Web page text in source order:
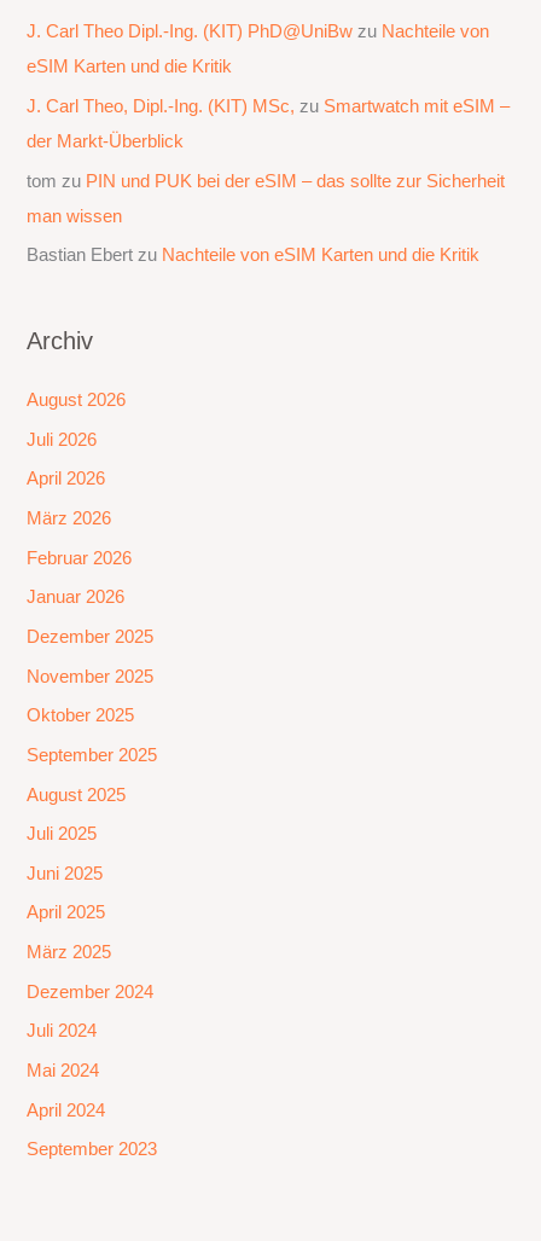
J. Carl Theo Dipl.-Ing. (KIT) PhD@UniBw zu Nachteile von
eSIM Karten und die Kritik
J. Carl Theo, Dipl.-Ing. (KIT) MSc, zu Smartwatch mit eSIM –
der Markt-Überblick
tom zu PIN und PUK bei der eSIM – das sollte zur Sicherheit
man wissen
Bastian Ebert zu Nachteile von eSIM Karten und die Kritik
Archiv
August 2026
Juli 2026
April 2026
März 2026
Februar 2026
Januar 2026
Dezember 2025
November 2025
Oktober 2025
September 2025
August 2025
Juli 2025
Juni 2025
April 2025
März 2025
Dezember 2024
Juli 2024
Mai 2024
April 2024
September 2023